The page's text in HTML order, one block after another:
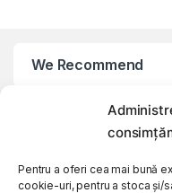
Pentru a oferi cea mai bună
cookie-uri, pentru a stoca și/
We Recommend
My Account
Customer Care